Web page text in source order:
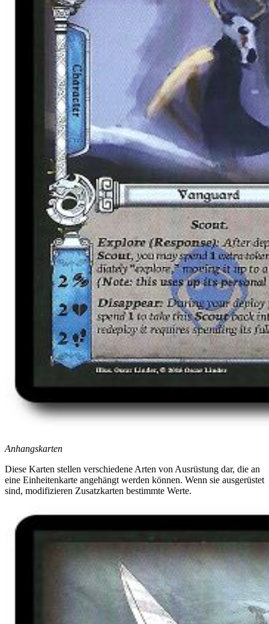
Anhangskarten
Diese Karten stellen verschiedene Arten von Ausrüstung dar, die an
eine Einheitenkarte angehängt werden können. Wenn sie ausgerüstet
sind, modifizieren Zusatzkarten bestimmte Werte.